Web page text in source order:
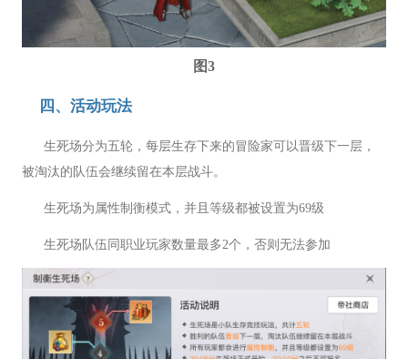
图3
四、活动玩法
生死场分为五轮，每层生存下来的冒险家可以晋级下一层，
被淘汰的队伍会继续留在本层战斗。
生死场为属性制衡模式，并且等级都被设置为69级
生死场队伍同职业玩家数量最多2个，否则无法参加